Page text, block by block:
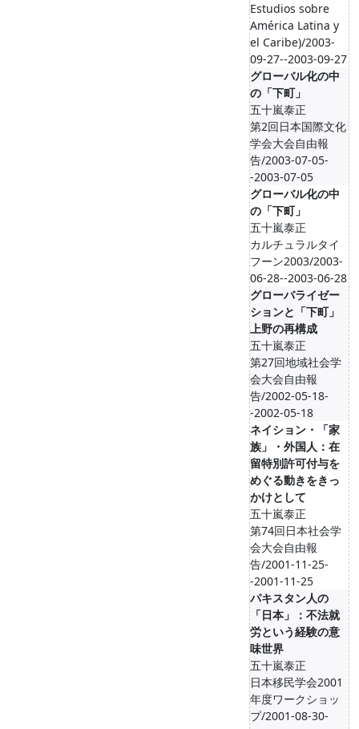
Estudios sobre
América Latina y
el Caribe)/2003-
09-27--2003-09-27
グローバル化の中
の「下町」
五十嵐泰正
第2回日本国際文化
学会大会自由報
告/2003-07-05-
-2003-07-05
グローバル化の中
の「下町」
五十嵐泰正
カルチュラルタイ
フーン2003/2003-
06-28--2003-06-28
グローバライゼー
ションと「下町」
上野の再構成
五十嵐泰正
第27回地域社会学
会大会自由報
告/2002-05-18-
-2002-05-18
ネイション・「家
族」・外国人：在
留特別許可付与を
めぐる動きをきっ
かけとして
五十嵐泰正
第74回日本社会学
会大会自由報
告/2001-11-25-
-2001-11-25
パキスタン人の
「日本」：不法就
労という経験の意
味世界
五十嵐泰正
日本移民学会2001
年度ワークショッ
プ/2001-08-30-